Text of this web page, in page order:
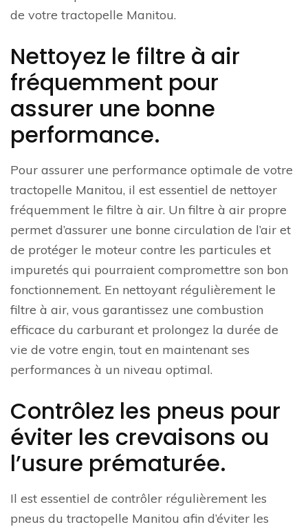
de votre tractopelle Manitou.
Nettoyez le filtre à air
fréquemment pour
assurer une bonne
performance.
Pour assurer une performance optimale de votre
tractopelle Manitou, il est essentiel de nettoyer
fréquemment le filtre à air. Un filtre à air propre
permet d’assurer une bonne circulation de l’air et
de protéger le moteur contre les particules et
impuretés qui pourraient compromettre son bon
fonctionnement. En nettoyant régulièrement le
filtre à air, vous garantissez une combustion
efficace du carburant et prolongez la durée de
vie de votre engin, tout en maintenant ses
performances à un niveau optimal.
Contrôlez les pneus pour
éviter les crevaisons ou
l’usure prématurée.
Il est essentiel de contrôler régulièrement les
pneus du tractopelle Manitou afin d’éviter les